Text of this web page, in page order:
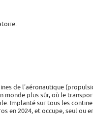
de l'aéronautique
monde plus sûr, où le
Implanté sur tous les
en 2024, et occupe, seul ou